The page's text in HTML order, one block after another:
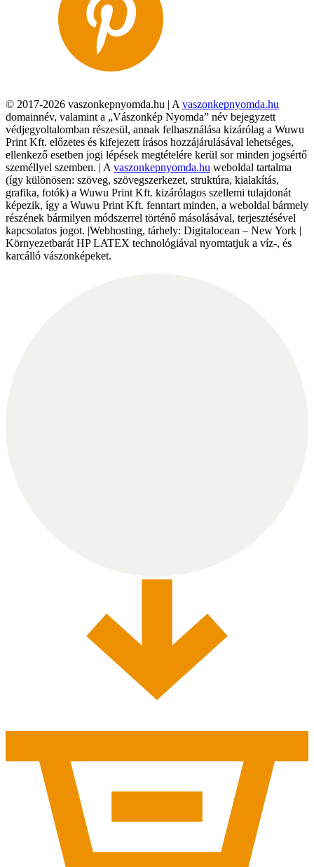
© 2017-2026 vaszonkepnyomda.hu | A vaszonkepnyomda.hu
domainnév, valamint a „Vászonkép Nyomda” név bejegyzett
védjegyoltalomban részesül, annak felhasználása kizárólag a Wuwu
Print Kft. előzetes és kifejezett írásos hozzájárulásával lehetséges,
ellenkező esetben jogi lépések megtételére kerül sor minden jogsértő
személlyel szemben. | A vaszonkepnyomda.hu weboldal tartalma
(így különösen: szöveg, szövegszerkezet, struktúra, kialakítás,
grafika, fotók) a Wuwu Print Kft. kizárólagos szellemi tulajdonát
képezik, így a Wuwu Print Kft. fenntart minden, a weboldal bármely
részének bármilyen módszerrel történő másolásával, terjesztésével
kapcsolatos jogot. |Webhosting, tárhely: Digitalocean – New York |
Környezetbarát HP LATEX technológiával nyomtatjuk a víz-, és
karcálló vászonképeket.